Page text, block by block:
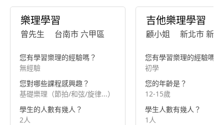
樂理學習
曾先生 台南市 六甲區
您有學習樂理的經驗嗎？
無經驗
您對哪些課程感興趣？
基礎樂理（節拍/和弦/旋律...）
學生的人數有幾人？
2人
吉他樂理學習
顧小姐 新北市 新莊
您有學習樂理的經驗嗎？
初學
您的年齡是？
12-15歲
學生人數有幾人？
1人